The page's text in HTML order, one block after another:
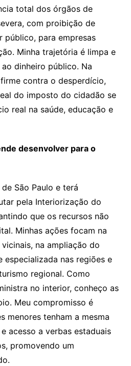
total dos órgãos de
com proibição de
para empresas
Minha trajetória é limpa e
dinheiro público. Na
contra o desperdício,
do imposto do cidadão se
real na saúde, educação e
desenvolver para o
São Paulo e terá
pela Interiorização do
que os recursos não
Minhas ações focam na
na ampliação do
especializada nas regiões e
regional. Como
no interior, conheço as
Meu compromisso é
menores tenham a mesma
acesso a verbas estaduais
promovendo um